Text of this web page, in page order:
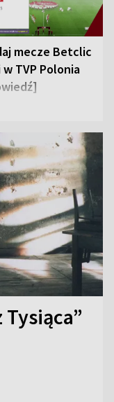
mecze Betclic
w TVP Polonia